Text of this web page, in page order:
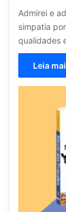
Admirei e
simpatia
qualidades
Leia